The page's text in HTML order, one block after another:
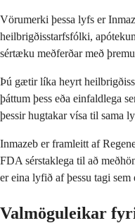
Vörumerki þessa lyfs er
heilbrigðisstarfsfólki,
sértæku meðferðar með
Þú gætir líka heyrt
þáttum þess eða einfaldlega
þessir hugtakar vísa til sama
Inmazeb er framleitt af
FDA sérstaklega til að
er eina lyfið af þessu tagi
Valmöguleikar